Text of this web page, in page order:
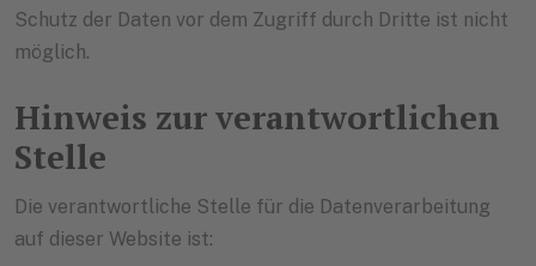
Schutz der Daten vor dem Zugriff durch Dritte ist nicht
möglich.
Hinweis zur verantwortlichen
Stelle
Die verantwortliche Stelle für die Datenverarbeitung
auf dieser Website ist: